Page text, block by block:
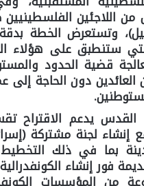
من اللاجئين
وتستعرض الخطة
ستنطبق على هؤلاء
قضية الحدود
العائدين دون الحاجة
يدعم الاقتراح
إنشاء لجنة مشتركة
بما في ذلك
فور إنشاء
من المؤسسات